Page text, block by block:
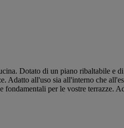
Dotato di un piano ribaltabile e
Adatto all'uso sia all'interno che
per le vostre terrazze.